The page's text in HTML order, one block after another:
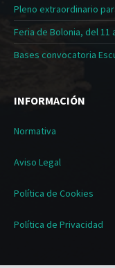
Pleno extraordinario
Feria de Bolonia, del 11
Bases convocatoria
INFORMACIÓN
Normativa
Aviso Legal
Política de Cookies
Política de Privacidad